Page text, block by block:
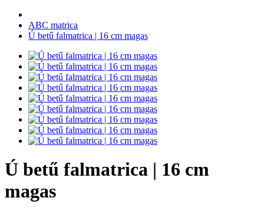
ABC matrica
Ú betű falmatrica | 16 cm magas
Ú betű falmatrica | 16 cm
magas